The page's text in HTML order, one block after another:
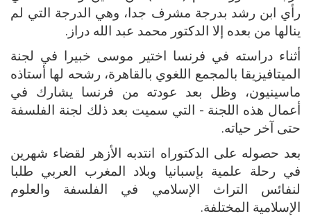
رأي ابن رشد بدرجة مشرف جدا، وهي الدرجة التي لم
ينالها من بعده إلا الدكتور محمد عبد الله دراز.
أثناء دراسته في فرنسا اختير موسى خبيرا في لجنة
الميتافيزيقا بالمجمع اللغوي بالقاهرة، رشحه لها أستاذه
ماسينيون، وظل بعد عودته من فرنسا يشارك في
أعمال هذه اللجنة - التي سميت بعد ذلك لجنة الفلسفة
حتى آخر حياته.
بعد حصوله على الدكتوراه انتدبه الأزهر لقضاء شهرين
في رحلة علمية بإسبانيا وبلاد المغرب العربي طلبا
لنفائس التراث الإسلامي في الفلسفة والعلوم
الإسلامية المختلفة.